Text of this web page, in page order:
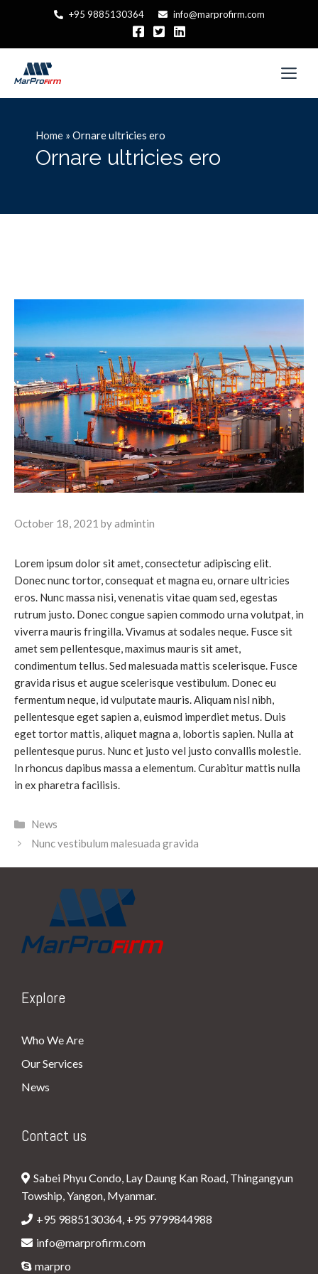
+95 9885130364 info@marprofirm.com
Home » Ornare ultricies ero
Ornare ultricies ero
October 18, 2021 byadmintin
Lorem ipsum dolor sit amet, consectetur adipiscing elit.
Donec nunc tortor, consequat et magna eu, ornare ultricies
eros. Nunc massa nisi, venenatis vitae quam sed, egestas
rutrum justo. Donec congue sapien commodo urna volutpat, in
viverra mauris fringilla. Vivamus at sodales neque. Fusce sit
amet sem pellentesque, maximus mauris sit amet,
condimentum tellus. Sed malesuada mattis scelerisque. Fusce
gravida risus et augue scelerisque vestibulum. Donec eu
fermentum neque, id vulputate mauris. Aliquam nisl nibh,
pellentesque eget sapien a, euismod imperdiet metus. Duis
eget tortor mattis, aliquet magna a, lobortis sapien. Nulla at
pellentesque purus. Nunc et justo vel justo convallis molestie.
In rhoncus dapibus massa a elementum. Curabitur mattis nulla
in ex pharetra facilisis.
News
Nunc vestibulum malesuada gravida
Explore
Who We Are
Our Services
News
Contact us
Sabei Phyu Condo, Lay Daung Kan Road, Thingangyun
Towship, Yangon, Myanmar.
+95 9885130364, +95 9799844988
info@marprofirm.com
marpro